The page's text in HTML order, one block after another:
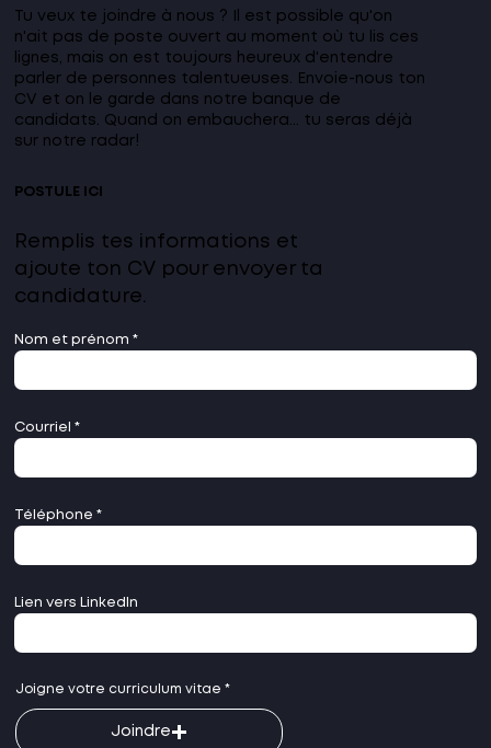
Tu veux te joindre à nous ? Il est possible qu'on
n'ait pas de poste ouvert au moment où tu lis ces
lignes, mais on est toujours heureux d'entendre
parler de personnes talentueuses. Envoie-nous ton
CV et on le garde dans notre banque de
candidats. Quand on embauchera... tu seras déjà
sur notre radar!
POSTULE ICI
Remplis tes informations et
ajoute ton CV pour envoyer ta
candidature.
Nom et prénom
Courriel
Téléphone
Lien vers LinkedIn
Joigne votre curriculum vitae
Joindre